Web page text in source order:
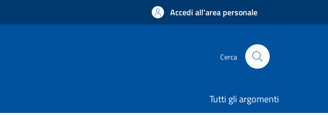
Accedi all'area personale
Cerca
Tutti gli argomenti